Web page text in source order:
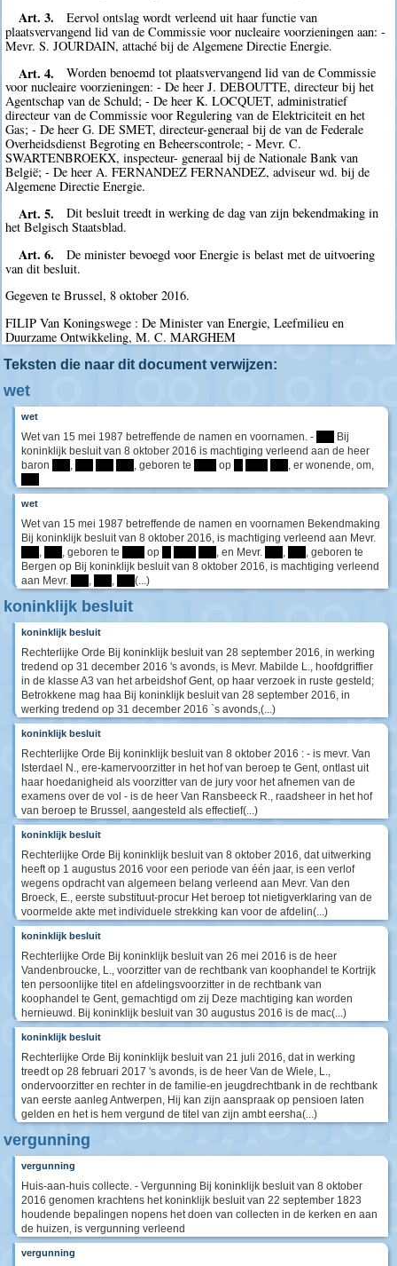
Art. 3.
Eervol ontslag wordt verleend uit haar functie van
plaatsvervangend lid van de Commissie voor nucleaire voorzieningen aan: -
Mevr. S. JOURDAIN, attaché bij de Algemene Directie Energie.
Art. 4.
Worden benoemd tot plaatsvervangend lid van de Commissie
voor nucleaire voorzieningen: - De heer J. DEBOUTTE, directeur bij het
Agentschap van de Schuld; - De heer K. LOCQUET, administratief
directeur van de Commissie voor Regulering van de Elektriciteit en het
Gas; - De heer G. DE SMET, directeur-generaal bij de van de Federale
Overheidsdienst Begroting en Beheerscontrole; - Mevr. C.
SWARTENBROEKX, inspecteur- generaal bij de Nationale Bank van
België; - De heer A. FERNANDEZ FERNANDEZ, adviseur wd. bij de
Algemene Directie Energie.
Art. 5.
Dit besluit treedt in werking de dag van zijn bekendmaking in
het Belgisch Staatsblad.
Art. 6.
De minister bevoegd voor Energie is belast met de uitvoering
van dit besluit.
Gegeven te Brussel, 8 oktober 2016.
FILIP Van Koningswege : De Minister van Energie, Leefmilieu en
Duurzame Ontwikkeling, M. C. MARGHEM
Teksten die naar dit document verwijzen:
wet
wet
Wet van 15 mei 1987 betreffende de namen en voornamen. -
Bij
koninklijk besluit van 8 oktober 2016 is machtiging verleend aan de heer
baron
, , geboren te op
, er wonende, om,
wet
Wet van 15 mei 1987 betreffende de namen en voornamen Bekendmaking
Bij koninklijk besluit van 8 oktober 2016, is machtiging verleend aan Mevr.
, , geboren te op , en Mevr. ,
, geboren te
Bergen op Bij koninklijk besluit van 8 oktober 2016, is machtiging verleend
aan Mevr.
, , (...)
koninklijk besluit
koninklijk besluit
Rechterlijke Orde Bij koninklijk besluit van 28 september 2016, in werking
tredend op 31 december 2016 's avonds, is Mevr. Mabilde L., hoofdgriffier
in de klasse A3 van het arbeidshof Gent, op haar verzoek in ruste gesteld;
Betrokkene mag haa Bij koninklijk besluit van 28 september 2016, in
werking tredend op 31 december 2016 `s avonds,(...)
koninklijk besluit
Rechterlijke Orde Bij koninklijk besluit van 8 oktober 2016 : - is mevr. Van
Isterdael N., ere-kamervoorzitter in het hof van beroep te Gent, ontlast uit
haar hoedanigheid als voorzitter van de jury voor het afnemen van de
examens over de vol - is de heer Van Ransbeeck R., raadsheer in het hof
van beroep te Brussel, aangesteld als effectief(...)
koninklijk besluit
Rechterlijke Orde Bij koninklijk besluit van 8 oktober 2016, dat uitwerking
heeft op 1 augustus 2016 voor een periode van één jaar, is een verlof
wegens opdracht van algemeen belang verleend aan Mevr. Van den
Broeck, E., eerste substituut-procur Het beroep tot nietigverklaring van de
voormelde akte met individuele strekking kan voor de afdelin(...)
koninklijk besluit
Rechterlijke Orde Bij koninklijk besluit van 26 mei 2016 is de heer
Vandenbroucke, L., voorzitter van de rechtbank van koophandel te Kortrijk
ten persoonlijke titel en afdelingsvoorzitter in de rechtbank van
koophandel te Gent, gemachtigd om zij Deze machtiging kan worden
hernieuwd. Bij koninklijk besluit van 30 augustus 2016 is de mac(...)
koninklijk besluit
Rechterlijke Orde Bij koninklijk besluit van 21 juli 2016, dat in werking
treedt op 28 februari 2017 's avonds, is de heer Van de Wiele, L.,
ondervoorzitter en rechter in de familie-en jeugdrechtbank in de rechtbank
van eerste aanleg Antwerpen, Hij kan zijn aanspraak op pensioen laten
gelden en het is hem vergund de titel van zijn ambt eersha(...)
vergunning
vergunning
Huis-aan-huis collecte. - Vergunning Bij koninklijk besluit van 8 oktober
2016 genomen krachtens het koninklijk besluit van 22 september 1823
houdende bepalingen nopens het doen van collecten in de kerken en aan
de huizen, is vergunning verleend
vergunning